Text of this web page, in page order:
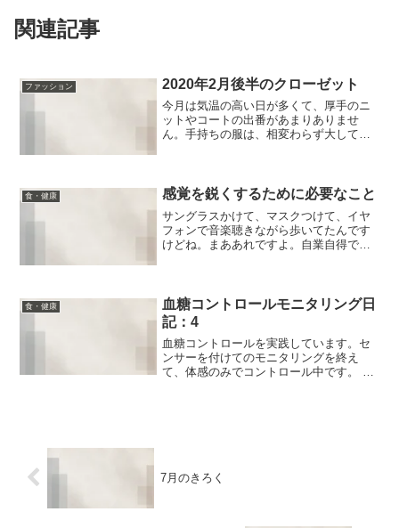
関連記事
ファッション 2020年2月後半のクローゼット
今月は気温の高い日が多くて、厚手のニ
ットやコートの出番があまりありませ
ん。手持ちの服は、相変わらず大して変
服の記録を、気温...
食・健康 感覚を鋭くするために必要なこと
サングラスかけて、マスクつけて、イヤ
フォンで音楽聴きながら歩いてたんです
けどね。まああれですよ。自業自得です
だ！危機管理とか無理じゃ...
食・健康
血糖コントロールモニタリング日
記：4
血糖コントロールを実践しています。セ
ンサーを付けてのモニタリングを終え
て、体感のみでコントロール中です。 ひ
7月のきろく